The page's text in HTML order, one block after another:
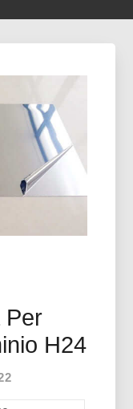
Per
H24